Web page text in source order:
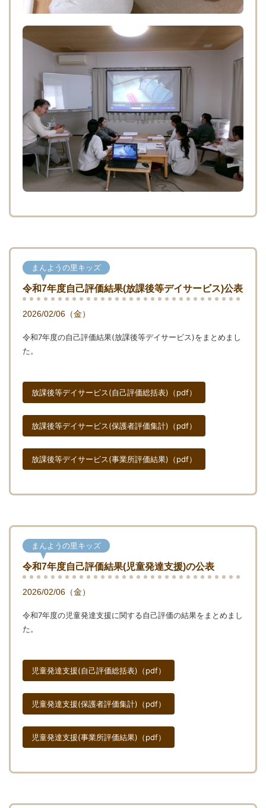
まんようの里キッズ
令和7年度自己評価結果(放課後等デイサービス)公表
2026/02/06（金）
令和7年度の自己評価結果(放課後等デイサービス)をまとめまし
た。
放課後等デイサービス(自己評価総括表)（pdf）
放課後等デイサービス(保護者評価集計)（pdf）
放課後等デイサービス(事業所評価結果)（pdf）
まんようの里キッズ
令和7年度自己評価結果(児童発達支援)の公表
2026/02/06（金）
令和7年度の児童発達支援に関する自己評価の結果をまとめまし
た。
児童発達支援(自己評価総括表)（pdf）
児童発達支援(保護者評価集計)（pdf）
児童発達支援(事業所評価結果)（pdf）